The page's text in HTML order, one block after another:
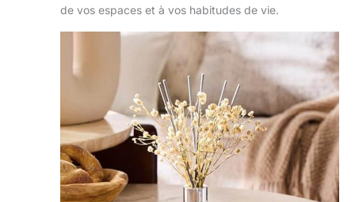
de vos espaces et à vos habitudes de vie.